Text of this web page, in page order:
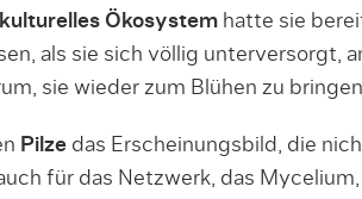
kulturelles Ökosystemhatte sie
als sie sich völlig unterversorgt,
sie wieder zum Blühen zu
Pilzedas Erscheinungsbild, die
für das Netzwerk, das